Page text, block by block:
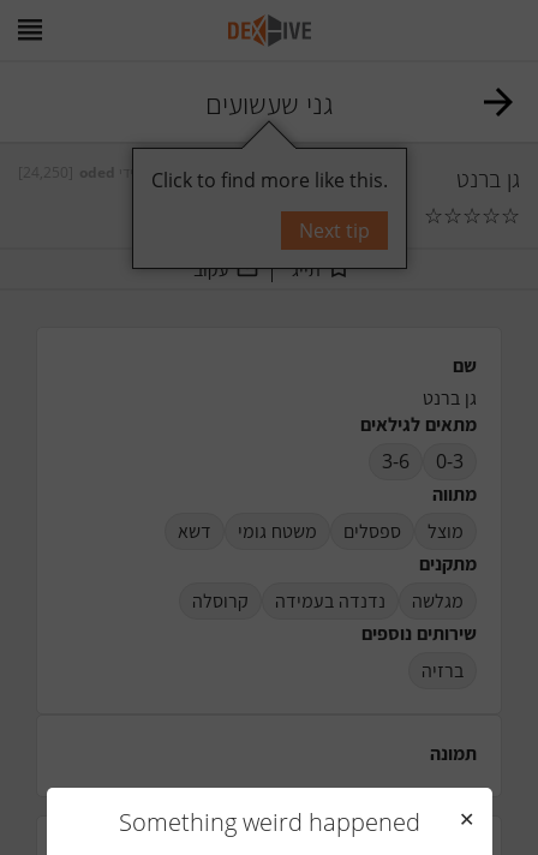
גני שעשועים
גן ברנט
☆
☆
☆
☆
☆
0 תגובות
תייג עקוב
שם
גן ברנט
מתאים לגילאים
0-3
3-6
מתווה
מוצל
ספסלים משטח גומי
דשא
מתקנים
מגלשה
נדנדה בעמידה
קרוסלה
שירותים נוספים
ברזיה
תמונה
Something weird happened
✕
Click to find more like this.
Next tip